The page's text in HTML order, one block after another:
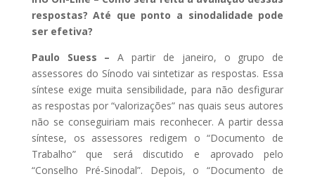
respostas? Até que ponto a sinodalidade pode
ser efetiva?
Paulo Suess – A partir de janeiro, o grupo de
assessores do Sínodo vai sintetizar as respostas. Essa
síntese exige muita sensibilidade, para não desfigurar
as respostas por “valorizações” nas quais seus autores
não se conseguiriam mais reconhecer. A partir dessa
síntese, os assessores redigem o “Documento de
Trabalho” que será discutido e aprovado pelo
“Conselho Pré-Sinodal”. Depois, o “Documento de